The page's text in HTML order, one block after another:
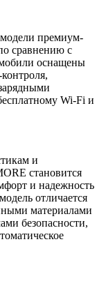
премиум-
сравнению с
оснащены
Wi-Fi и
и
становится
и надежность
отличается
материалами
безопасности,